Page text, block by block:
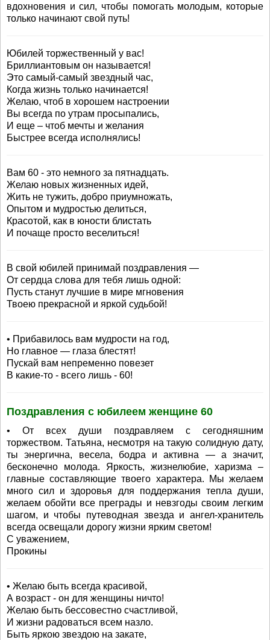
вдохновения и сил, чтобы помогать молодым, которые
только начинают свой путь!
Юбилей торжественный у вас!
Бриллиантовым он называется!
Это самый-самый звездный час,
Когда жизнь только начинается!
Желаю, чтоб в хорошем настроении
Вы всегда по утрам просыпались,
И еще – чтоб мечты и желания
Быстрее всегда исполнялись!
Вам 60 - это немного за пятнадцать.
Желаю новых жизненных идей,
Жить не тужить, добро приумножать,
Опытом и мудростью делиться,
Красотой, как в юности блистать
И почаще просто веселиться!
В свой юбилей принимай поздравления —
От сердца слова для тебя лишь одной:
Пусть станут лучшие в мире мгновения
Твоею прекрасной и яркой судьбой!
• Прибавилось вам мудрости на год,
Но главное — глаза блестят!
Пускай вам непременно повезет
В какие-то - всего лишь - 60!
Поздравления с юбилеем женщине 60
• От всех души поздравляем с сегодняшним
торжеством. Татьяна, несмотря на такую солидную дату,
ты энергична, весела, бодра и активна — а значит,
бесконечно молода. Яркость, жизнелюбие, харизма –
главные составляющие твоего характера. Мы желаем
много сил и здоровья для поддержания тепла души,
желаем обойти все преграды и невзгоды своим легким
шагом, и чтобы путеводная звезда и ангел-хранитель
всегда освещали дорогу жизни ярким светом!
С уважением,
Прокины
• Желаю быть всегда красивой,
А возраст - он для женщины ничто!
Желаю быть бессовестно счастливой,
И жизни радоваться всем назло.
Быть яркою звездою на закате,